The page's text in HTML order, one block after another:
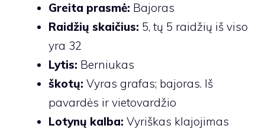
Greita prasmė: Bajoras
Raidžių skaičius: 5, tų 5 raidžių iš viso
yra 32
Lytis: Berniukas
škotų: Vyras grafas; bajoras. Iš
pavardės ir vietovardžio
Lotynų kalba: Vyriškas klajojimas